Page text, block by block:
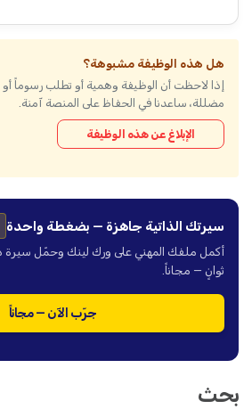
هل هذه الوظيفة مشبوهة؟
إذا لاحظت أن الوظيفة وهمية أو تطلب رسوماً
مضللة، ساعدنا في الحفاظ على المنصة آمنة.
الإبلاغ عن هذه الوظيفة
سيرتك الذاتية جاهزة — بضغطة واحدة
أكمل ملفك المهني على ورك لينك وحمّل سيرة
ثوانٍ — مجاناً.
جرّب الآن — مجاناً
بحث